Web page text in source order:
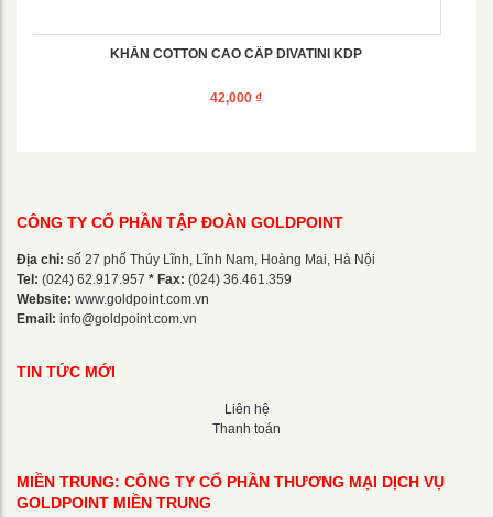
KHĂN COTTON CAO CẤP DIVATINI KDP
42,000 ₫
CÔNG TY CỔ PHẦN TẬP ĐOÀN GOLDPOINT
Địa chỉ: số 27 phố Thúy Lĩnh, Lĩnh Nam, Hoàng Mai, Hà Nội
Tel: (024) 62.917.957 * Fax: (024) 36.461.359
Website: www.goldpoint.com.vn
Email: info@goldpoint.com.vn
TIN TỨC MỚI
Liên hệ
Thanh toán
MIỀN TRUNG: CÔNG TY CỔ PHẦN THƯƠNG MẠI DỊCH VỤ
GOLDPOINT MIỀN TRUNG